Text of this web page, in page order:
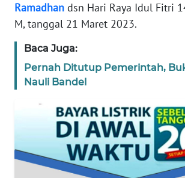
Ramadhan dsn Hari Raya Idul Fitri
M, tanggal 21 Maret 2023.
Baca Juga:
Pernah Ditutup Pemerintah,
Nauli Bandel
WN
WN
JABAR
WN